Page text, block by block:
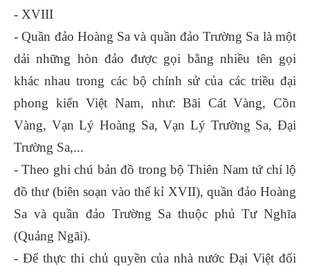
- XVIII
- Quần đảo Hoàng Sa và quần đảo Trường Sa là một
dải những hòn đảo được gọi bằng nhiều tên gọi
khác nhau trong các bộ chính sử của các triều đại
phong kiến Việt Nam, như: Bãi Cát Vàng, Cồn
Vàng, Vạn Lý Hoàng Sa, Vạn Lý Trường Sa, Đại
Trường Sa,...
- Theo ghi chú bản đồ trong bộ Thiên Nam tứ chí lộ
đồ thư (biên soạn vào thế kỉ XVII), quần đảo Hoàng
Sa và quần đảo Trường Sa thuộc phủ Tư Nghĩa
(Quảng Ngãi).
- Để thực thi chủ quyền của nhà nước Đại Việt đối